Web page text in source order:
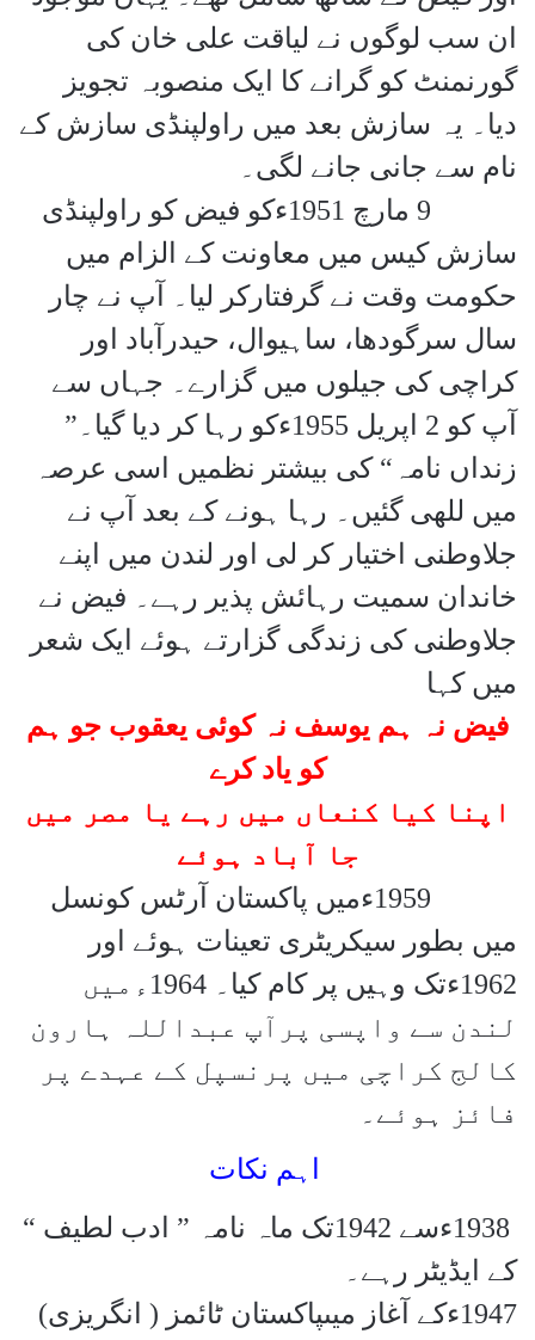
ان سب لوگوں نے لیاقت علی خان کی
گورنمنٹ کو گرانے کا ایک منصوبہ تجویز
دیا۔ یہ سازش بعد میں راولپنڈی سازش کے
نام سے جانی جانے لگی۔
9
مارچ 1951ءکو فیض کو راولپنڈی
سازش کیس میں معاونت کے الزام میں
حکومت وقت نے گرفتارکر لیا۔ آپ نے چار
سال سرگودھا، ساہیوال، حیدرآباد اور
کراچی کی جیلوں میں گزارے۔ جہاں سے
آپ کو 2 اپریل 1955ءکو رہا کر دیا گیا۔”
زنداں نامہ“ کی بیشتر نظمیں اسی عرصہ
میں للھی گئیں۔ رہا ہونے کے بعد آپ نے
جلاوطنی اختیار کر لی اور لندن میں اپنے
خاندان سمیت رہائش پذیر رہے۔ فیض نے
جلاوطنی کی زندگی گزارتے ہوئے ایک شعر
میں کہا
فیض نہ ہم یوسف نہ کوئی یعقوب جو ہم
کو یاد کرے
اپنا کیا کنعاں میں رہے یا مصر میں
جا آباد ہوئے
1959ءمیں پاکستان آرٹس کونسل
میں بطور سیکریٹری تعینات ہوئے اور
1962ءتک وہیں پر کام کیا۔ 1964ءمیں
لندن سے واپسی پرآپ عبداللہ ہارون
کالج کراچی میں پرنسپل کے عہدے پر
فائز ہوئے۔
اہم نکات
1938
ءسے 1942تک ماہ نامہ ” ادب لطیف “
کے ایڈیٹر رہے۔
1947ءکے آغاز میںپاکستان ٹائمز ( انگریزی)